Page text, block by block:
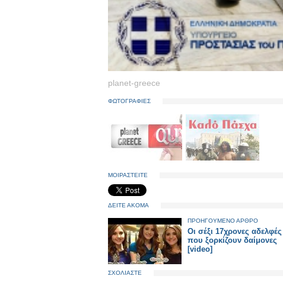
planet-greece
ΦΩΤΟΓΡΑΦΙΕΣ
ΜΟΙΡΑΣΤΕΙΤΕ
ΔΕΙΤΕ ΑΚΟΜΑ
ΠΡΟΗΓΟΥΜΕΝΟ ΑΡΘΡΟ
Οι σέξι 17χρονες αδελφές
που ξορκίζουν δαίμονες
[video]
ΣΧΟΛΙΑΣΤΕ